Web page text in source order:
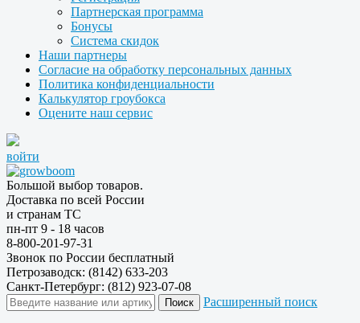
Партнерская программа
Бонусы
Система скидок
Наши партнеры
Согласие на обработку персональных данных
Политика конфиденциальности
Калькулятор гроубокса
Оцените наш сервис
войти
Большой выбор товаров.
Доставка по всей России
и странам ТС
пн-пт 9 - 18 часов
8-800-201-97-31
Звонок по России бесплатный
Петрозаводск: (8142) 633-203
Санкт-Петербург: (812) 923-07-08
Расширенный поиск